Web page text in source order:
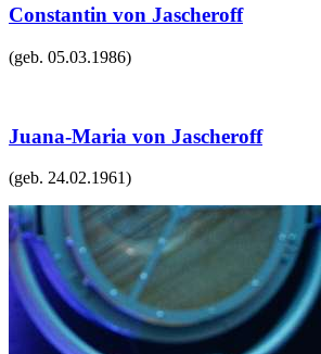
Constantin von Jascheroff
(geb. 05.03.1986)
Juana-Maria von Jascheroff
(geb. 24.02.1961)